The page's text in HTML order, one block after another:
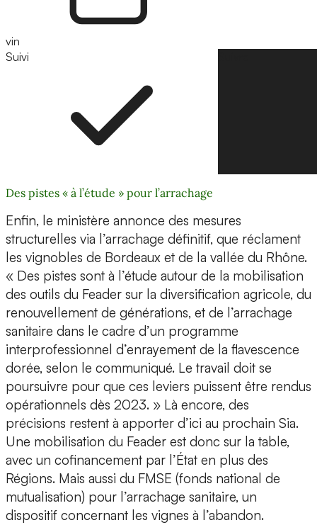
vin
Suivi
Des pistes « à l’étude » pour l’arrachage
Enfin, le ministère annonce des mesures
structurelles via l’arrachage définitif, que réclament
les vignobles de Bordeaux et de la vallée du Rhône.
« Des pistes sont à l’étude autour de la mobilisation
des outils du Feader sur la diversification agricole, du
renouvellement de générations, et de l’arrachage
sanitaire dans le cadre d’un programme
interprofessionnel d’enrayement de la flavescence
dorée, selon le communiqué. Le travail doit se
poursuivre pour que ces leviers puissent être rendus
opérationnels dès 2023. » Là encore, des
précisions restent à apporter d’ici au prochain Sia.
Une mobilisation du Feader est donc sur la table,
avec un cofinancement par l’État en plus des
Régions. Mais aussi du FMSE (fonds national de
mutualisation) pour l’arrachage sanitaire, un
dispositif concernant les vignes à l’abandon.